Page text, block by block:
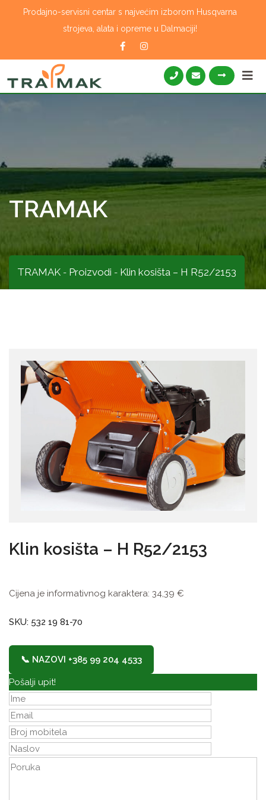
Prodajno-servisni centar s najvećim izborom Husqvarna
strojeva, alata i opreme u Dalmaciji!
TRAMAK
TRAMAK - Proizvodi - Klin kosišta – H R52/2153
Klin kosišta – H R52/2153
Cijena je informativnog karaktera: 34,39 €
SKU: 532 19 81-70
📞 NAZOVI +385 99 204 4533
Pošalji upit!